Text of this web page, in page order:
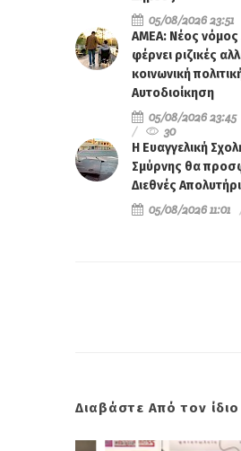
05/08/2026 23:51
ΑΜΕΑ: Νέος
φέρνει ριζικές
κοινωνική
Αυτοδιοίκηση
05/08/2026 23:45
30
Η Ευαγγελική
Σμύρνης θα
Διεθνές
05/08/2026 11:01
Διαβάστε Από τον